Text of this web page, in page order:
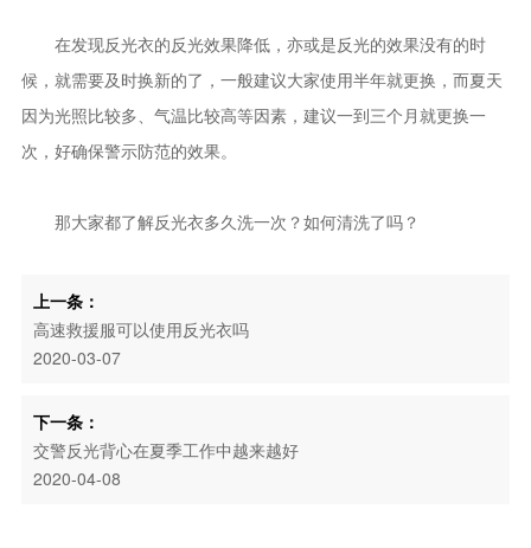
在发现反光衣的反光效果降低，亦或是反光的效果没有的时
候，就需要及时换新的了，一般建议大家使用半年就更换，而夏天
因为光照比较多、气温比较高等因素，建议一到三个月就更换一
次，好确保警示防范的效果。
那大家都了解反光衣多久洗一次？如何清洗了吗？
上一条：
高速救援服可以使用反光衣吗
2020-03-07
下一条：
交警反光背心在夏季工作中越来越好
2020-04-08